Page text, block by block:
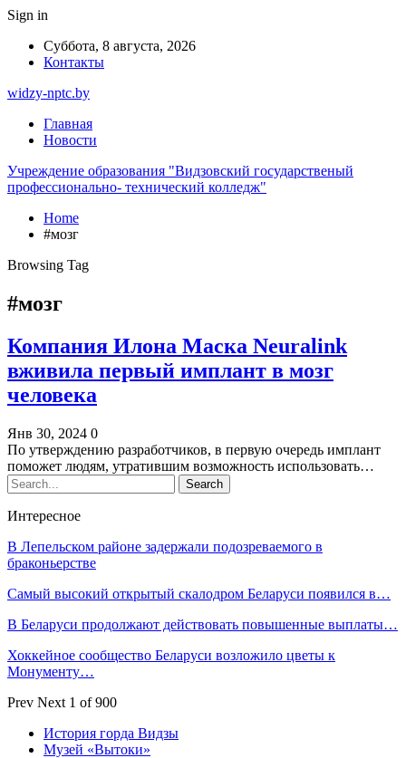
Sign in
Суббота, 8 августа, 2026
Контакты
widzy-nptc.by
Главная
Новости
Учреждение образования "Видзовский государственый
профессионально- технический колледж"
Home
#мозг
Browsing Tag
#мозг
Компания Илона Маска Neuralink
вживила первый имплант в мозг
человека
Янв 30, 2024 0
По утверждению разработчиков, в первую очередь имплант
поможет людям, утратившим возможность использовать…
Интересное
В Лепельском районе задержали подозреваемого в
браконьерстве
Самый высокий открытый скалодром Беларуси появился в…
В Беларуси продолжают действовать повышенные выплаты…
Хоккейное сообщество Беларуси возложило цветы к
Монументу…
Prev Next 1 of 900
История горда Видзы
Музей «Вытоки»